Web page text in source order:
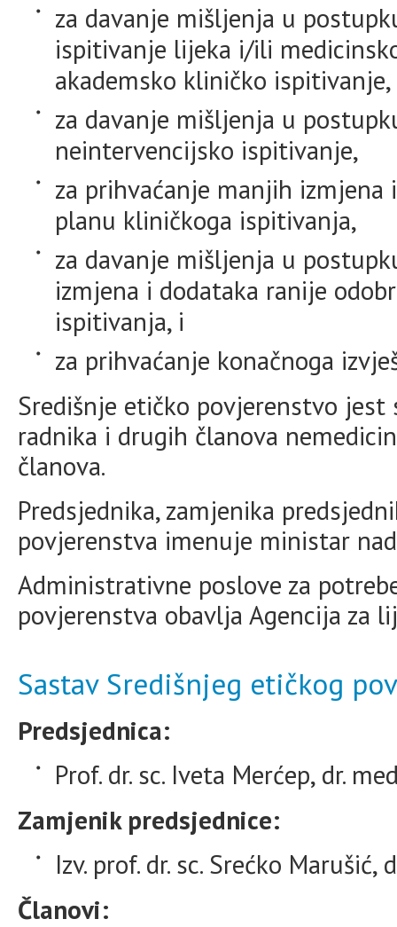
za davanje mišljenja u
ispitivanje lijeka i/ili
akademsko kliničko ispitivanje,
za davanje mišljenja u
neintervencijsko ispitivanje,
za prihvaćanje manjih
planu kliničkoga ispitivanja,
za davanje mišljenja u
izmjena i dodataka ranije
ispitivanja, i
za prihvaćanje konačnoga
Središnje etičko povjerenstvo
radnika i drugih članova
članova.
Predsjednika, zamjenika
povjerenstva imenuje ministar
Administrativne poslove za
povjerenstva obavlja Agencija za
Sastav Središnjeg etičkog
Predsjednica:
Prof. dr. sc. Iveta Merćep, dr.
Zamjenik predsjednice:
Izv. prof. dr. sc. Srećko Marušić,
Članovi: